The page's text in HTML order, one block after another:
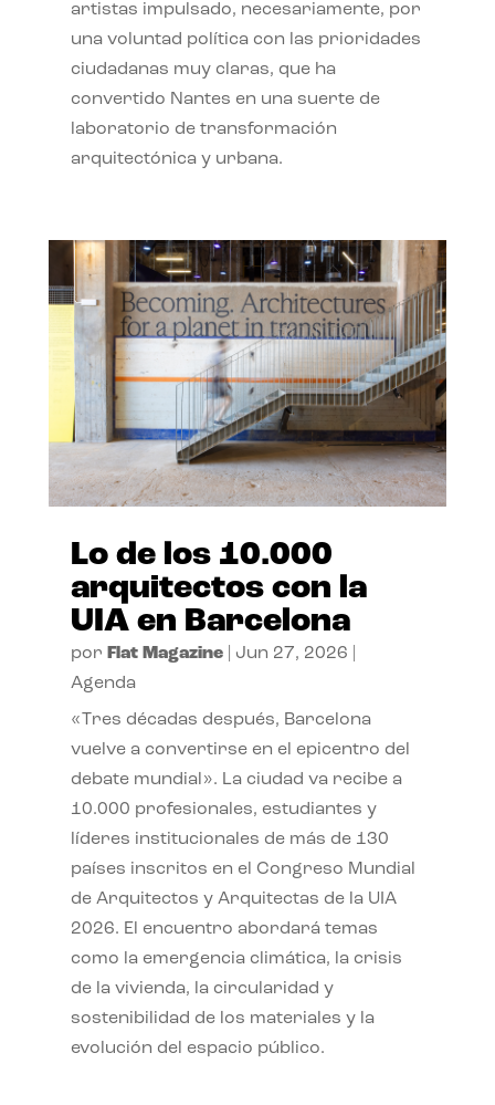
artistas impulsado, necesariamente, por
una voluntad política con las prioridades
ciudadanas muy claras, que ha
convertido Nantes en una suerte de
laboratorio de transformación
arquitectónica y urbana.
Lo de los 10.000
arquitectos con la
UIA en Barcelona
por Flat Magazine| Jun 27, 2026
Agenda
«Tres décadas después, Barcelona
vuelve a convertirse en el epicentro del
debate mundial». La ciudad va recibe a
10.000 profesionales, estudiantes y
líderes institucionales de más de 130
países inscritos en el Congreso Mundial
de Arquitectos y Arquitectas de la UIA
2026. El encuentro abordará temas
como la emergencia climática, la crisis
de la vivienda, la circularidad y
sostenibilidad de los materiales y la
evolución del espacio público.